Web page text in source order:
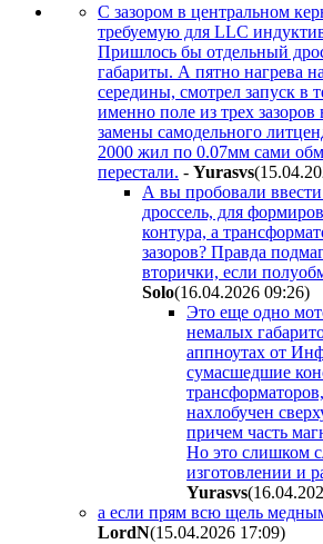
С зазором в центральном
требуемую для LLC
Пришлось бы отдельный
габариты. А пятно нагрева
середины, смотрел запуск в
именно поле из трех
замены самодельного
2000 жил по 0.07мм сами
перестали. - Yurasvs
А вы пробовали
дроссель, для
контура, а
зазоров? Правда
вторички, если
Solo(16.04.2026 09:26)
Это еще одно
немалых
аппноутах от
сумасшедшие
нахлобучен
причем часть
Но это слишком
изготовлении и
Yurasvs
а если прям всю щель
LordN(15.04.2026 17:09)